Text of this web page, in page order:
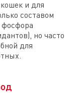
и для
составом
но часто
для